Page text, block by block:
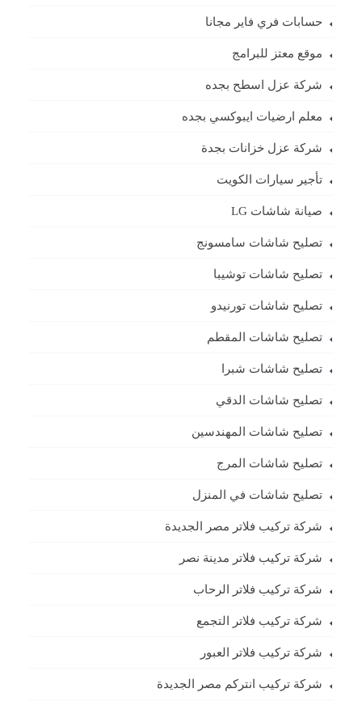
حسابات فري فاير مجانا
موقع معتز للبرامج
شركة عزل اسطح بجده
معلم ارضيات ايبوكسي بجده
شركة عزل خزانات بجدة
تأجير سيارات الكويت
صيانة شاشات LG
تصليح شاشات سامسونج
تصليح شاشات توشيبا
تصليح شاشات تورنيدو
تصليح شاشات المقطم
تصليح شاشات شبرا
تصليح شاشات الدقي
تصليح شاشات المهندسين
تصليح شاشات المرج
تصليح شاشات في المنزل
شركة تركيب فلاتر مصر الجديدة
شركة تركيب فلاتر مدينة نصر
شركة تركيب فلاتر الرحاب
شركة تركيب فلاتر التجمع
شركة تركيب فلاتر العبور
شركة تركيب انتركم مصر الجديدة